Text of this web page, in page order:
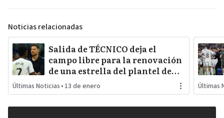
Noticias relacionadas
Salida de TÉCNICO deja el
campo libre para la renovación
de una estrella del plantel de
REAL MADRID
Últimas Noticias • 13 de enero Últimas